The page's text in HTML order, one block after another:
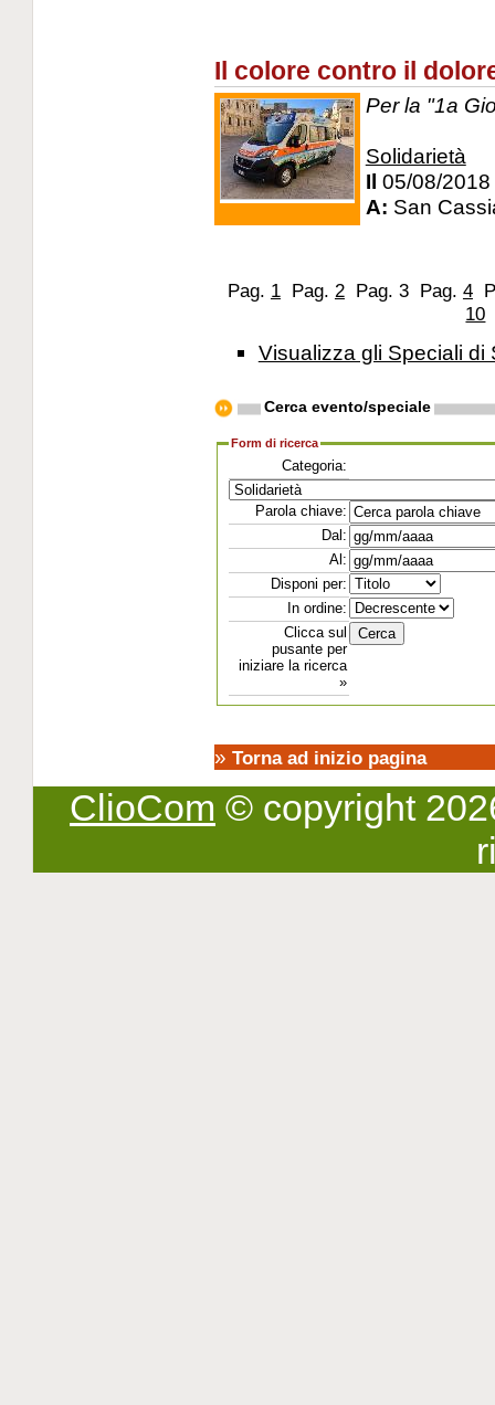
Il colore contro il
Per la "1a
Solidarietà
Il 05/08/2018
A: San
Pag. 1 Pag. 2 Pag. 3 Pag. 4
10
Visualizza gli Speciali di
Cerca evento/speciale
Form di ricerca
Categoria:
Parola chiave:
Dal:
Al:
Disponi per:
In ordine:
Clicca sul
pusante per
iniziare la ricerca
»
» Torna ad inizio pagina
ClioCom © copyright